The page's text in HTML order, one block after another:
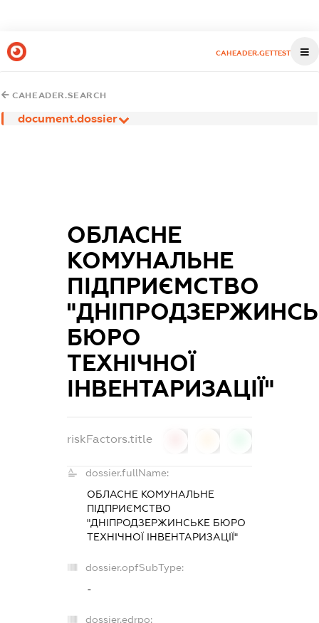
CAHEADER.GETTEST
CAHEADER.SEARCH
document.dossier
ОБЛАСНЕ
КОМУНАЛЬНЕ
ПІДПРИЄМСТВО
БЮРО
ТЕХНІЧНОЇ
ІНВЕНТАРИЗАЦІЇ"
riskFactors.title
dossier.fullName:
ОБЛАСНЕ КОМУНАЛЬНЕ
ПІДПРИЄМСТВО
"ДНІПРОДЗЕРЖИНСЬКЕ БЮРО
ТЕХНІЧНОЇ ІНВЕНТАРИЗАЦІЇ"
dossier.opfSubType:
-
dossier.edrpo: